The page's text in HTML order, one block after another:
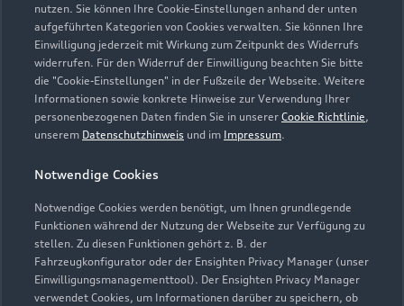
nutzen. Sie können Ihre Cookie-Einstellungen anhand der unten
aufgeführten Kategorien von Cookies verwalten. Sie können Ihre
Einwilligung jederzeit mit Wirkung zum Zeitpunkt des Widerrufs
widerrufen. Für den Widerruf der Einwilligung beachten Sie bitte
die "Cookie-Einstellungen" in der Fußzeile der Webseite. Weitere
Informationen sowie konkrete Hinweise zur Verwendung Ihrer
personenbezogenen Daten finden Sie in unserer Cookie Richtlinie,
unserem Datenschutzhinweis und im Impressum.
Notwendige Cookies
Notwendige Cookies werden benötigt, um Ihnen grundlegende
Funktionen während der Nutzung der Webseite zur Verfügung zu
stellen. Zu diesen Funktionen gehört z. B. der
Fahrzeugkonfigurator oder der Ensighten Privacy Manager (unser
Einwilligungsmanagementtool). Der Ensighten Privacy Manager
verwendet Cookies, um Informationen darüber zu speichern, ob
Ersatzteilelager
Geschlossen,öffnet amMontag 07:30
Bitte beachten Sie: Am Faschingsdienstag, Heilig
Abend, Silvester und an vereinzelten Samstagen kann
den geöffneten Tagen finden Sie auf unserem Auto-
Höss-Google-Account.